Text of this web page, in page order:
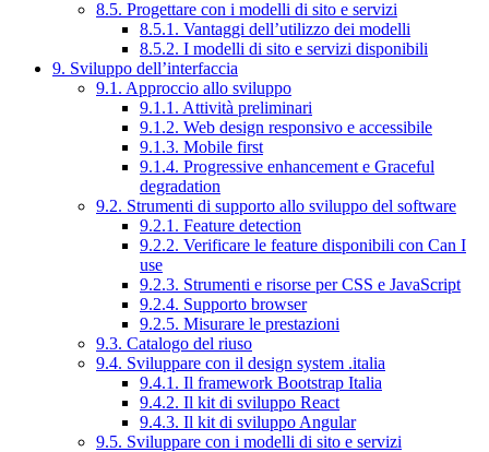
8.5. Progettare con i modelli di sito e servizi
8.5.1. Vantaggi dell’utilizzo dei modelli
8.5.2. I modelli di sito e servizi disponibili
9. Sviluppo dell’interfaccia
9.1. Approccio allo sviluppo
9.1.1. Attività preliminari
9.1.2. Web design responsivo e accessibile
9.1.3. Mobile first
9.1.4. Progressive enhancement e Graceful
degradation
9.2. Strumenti di supporto allo sviluppo del software
9.2.1. Feature detection
9.2.2. Verificare le feature disponibili con Can I
use
9.2.3. Strumenti e risorse per CSS e JavaScript
9.2.4. Supporto browser
9.2.5. Misurare le prestazioni
9.3. Catalogo del riuso
9.4. Sviluppare con il design system .italia
9.4.1. Il framework Bootstrap Italia
9.4.2. Il kit di sviluppo React
9.4.3. Il kit di sviluppo Angular
9.5. Sviluppare con i modelli di sito e servizi